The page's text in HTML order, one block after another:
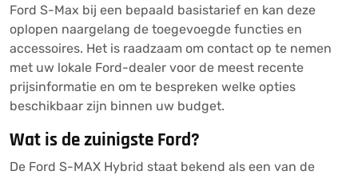
Ford S-Max bij een bepaald basistarief en kan deze
oplopen naargelang de toegevoegde functies en
accessoires. Het is raadzaam om contact op te nemen
met uw lokale Ford-dealer voor de meest recente
prijsinformatie en om te bespreken welke opties
beschikbaar zijn binnen uw budget.
Wat is de zuinigste Ford?
De Ford S-MAX Hybrid staat bekend als een van de